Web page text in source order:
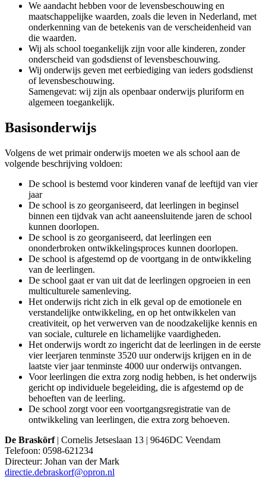
We aandacht hebben voor de levensbeschouwing en
maatschappelijke waarden, zoals die leven in Nederland, met
onderkenning van de betekenis van de verscheidenheid van
die waarden.
Wij als school toegankelijk zijn voor alle kinderen, zonder
onderscheid van godsdienst of levensbeschouwing.
Wij onderwijs geven met eerbiediging van ieders godsdienst
of levensbeschouwing.
Samengevat: wij zijn als openbaar onderwijs pluriform en
algemeen toegankelijk.
Basisonderwijs
Volgens de wet primair onderwijs moeten we als school aan de
volgende beschrijving voldoen:
De school is bestemd voor kinderen vanaf de leeftijd van vier
jaar
De school is zo georganiseerd, dat leerlingen in beginsel
binnen een tijdvak van acht aaneensluitende jaren de school
kunnen doorlopen.
De school is zo georganiseerd, dat leerlingen een
ononderbroken ontwikkelingsproces kunnen doorlopen.
De school is afgestemd op de voortgang in de ontwikkeling
van de leerlingen.
De school gaat er van uit dat de leerlingen opgroeien in een
multiculturele samenleving.
Het onderwijs richt zich in elk geval op de emotionele en
verstandelijke ontwikkeling, en op het ontwikkelen van
creativiteit, op het verwerven van de noodzakelijke kennis en
van sociale, culturele en lichamelijke vaardigheden.
Het onderwijs wordt zo ingericht dat de leerlingen in de eerste
vier leerjaren tenminste 3520 uur onderwijs krijgen en in de
laatste vier jaar tenminste 4000 uur onderwijs ontvangen.
Voor leerlingen die extra zorg nodig hebben, is het onderwijs
gericht op individuele begeleiding, die is afgestemd op de
behoeften van de leerling.
De school zorgt voor een voortgangsregistratie van de
ontwikkeling van leerlingen, die extra zorg behoeven.
De Braskörf| Cornelis Jetseslaan 13 | 9646DC Veendam
Telefoon: 0598-621234
Directeur: Johan van der Mark
directie.debraskorf@opron.nl